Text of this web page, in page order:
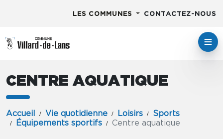
LES COMMUNES CONTACTEZ-NOUS
CENTRE AQUATIQUE
Accueil Vie quotidienne Loisirs
Sports
Équipements sportifs
Centre aquatique